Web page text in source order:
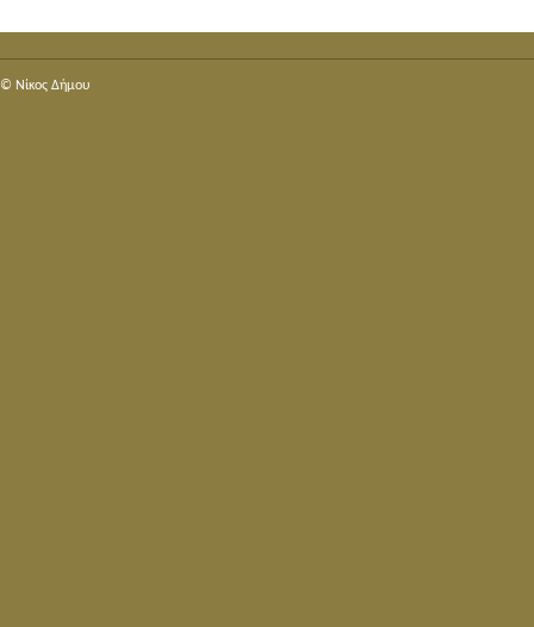
© Nίκος Δήμου